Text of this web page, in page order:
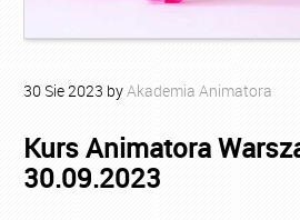
30 Sie2023 byAkademia Animatora
Kurs Animatora
30.09.2023